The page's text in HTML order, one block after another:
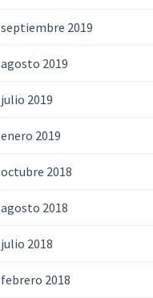
septiembre 2019
agosto 2019
julio 2019
enero 2019
octubre 2018
agosto 2018
julio 2018
febrero 2018